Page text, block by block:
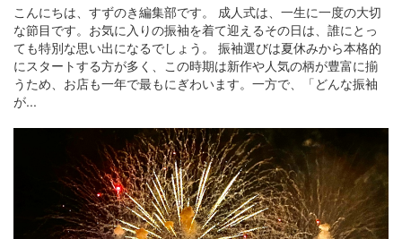
こんにちは、すずのき編集部です。 成人式は、一生に一度の大切
な節目です。お気に入りの振袖を着て迎えるその日は、誰にとっ
ても特別な思い出になるでしょう。 振袖選びは夏休みから本格的
にスタートする方が多く、この時期は新作や人気の柄が豊富に揃
うため、お店も一年で最もにぎわいます。一方で、「どんな振袖
が...